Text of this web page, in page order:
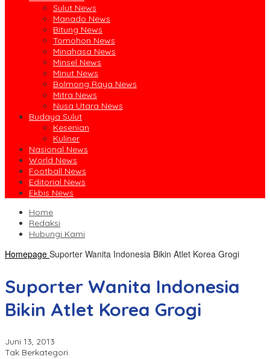
Sulut News
Manado News
Bitung News
Tomohon News
Minahasa News
Minsel News
Minut News
Bolmong Raya News
Mitra News
Nusa Utara News
Budaya Sulut
Kesenian
Kuliner
Nasional News
World News
Football News
Editorial News
Ekbis News
Home
Redaksi
Hubungi Kami
Homepage Suporter Wanita Indonesia Bikin Atlet Korea Grogi
Suporter Wanita Indonesia
Bikin Atlet Korea Grogi
Juni 13, 2013
Tak Berkategori